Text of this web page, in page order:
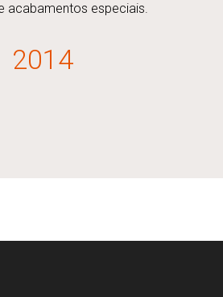
acabamentos especiais.
2014